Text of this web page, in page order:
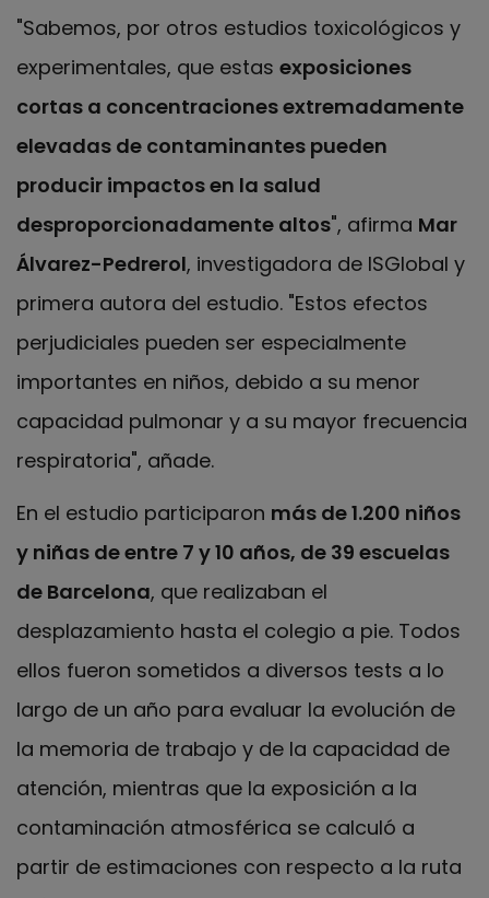
"Sabemos, por otros estudios toxicológicos y
experimentales, que estas exposiciones
cortas a concentraciones extremadamente
elevadas de contaminantes pueden
producir impactos en la salud
desproporcionadamente altos", afirma Mar
Álvarez-Pedrerol, investigadora de ISGlobal y
primera autora del estudio. "Estos efectos
perjudiciales pueden ser especialmente
importantes en niños, debido a su menor
capacidad pulmonar y a su mayor frecuencia
respiratoria", añade.
En el estudio participaron más de 1.200 niños
y niñas de entre 7 y 10 años, de 39 escuelas
de Barcelona, que realizaban el
desplazamiento hasta el colegio a pie. Todos
ellos fueron sometidos a diversos tests a lo
largo de un año para evaluar la evolución de
la memoria de trabajo y de la capacidad de
atención, mientras que la exposición a la
contaminación atmosférica se calculó a
partir de estimaciones con respecto a la ruta